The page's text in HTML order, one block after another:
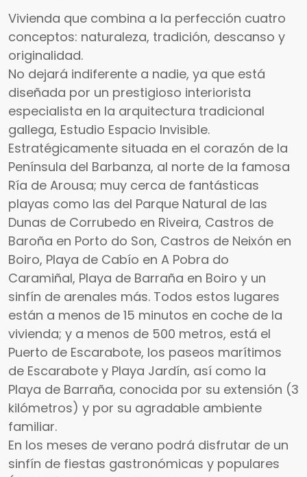
Vivienda que combina a la perfección cuatro
conceptos: naturaleza, tradición, descanso y
originalidad.
No dejará indiferente a nadie, ya que está
diseñada por un prestigioso interiorista
especialista en la arquitectura tradicional
gallega, Estudio Espacio Invisible.
Estratégicamente situada en el corazón de la
Península del Barbanza, al norte de la famosa
Ría de Arousa; muy cerca de fantásticas
playas como las del Parque Natural de las
Dunas de Corrubedo en Riveira, Castros de
Baroña en Porto do Son, Castros de Neixón en
Boiro, Playa de Cabío en A Pobra do
Caramiñal, Playa de Barraña en Boiro y un
sinfín de arenales más. Todos estos lugares
están a menos de 15 minutos en coche de la
vivienda; y a menos de 500 metros, está el
Puerto de Escarabote, los paseos marítimos
de Escarabote y Playa Jardín, así como la
Playa de Barraña, conocida por su extensión (3
kilómetros) y por su agradable ambiente
familiar.
En los meses de verano podrá disfrutar de un
sinfín de fiestas gastronómicas y populares